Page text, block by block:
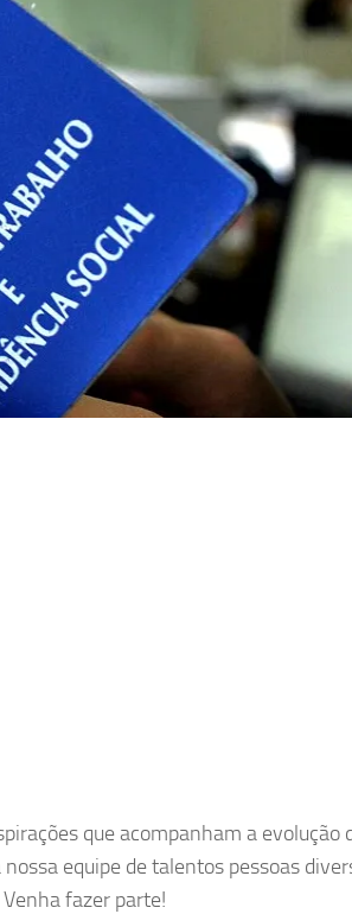
que acompanham a evolução
equipe de talentos pessoas
fazer parte!